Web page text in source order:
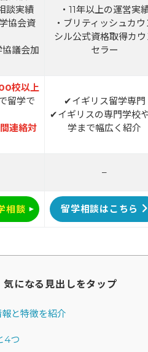
談実績
協会資
協議会加
・11年以上の運営実
・ブリティッシュカウ
シル公式資格取得カウ
セラー
校以上
留学で
連絡対
✔イギリス留学専門
✔イギリスの専門学校
学まで幅広く紹介
–
留学相談はこちら
気になる見出しをタップ
と特徴を紹介
4つ